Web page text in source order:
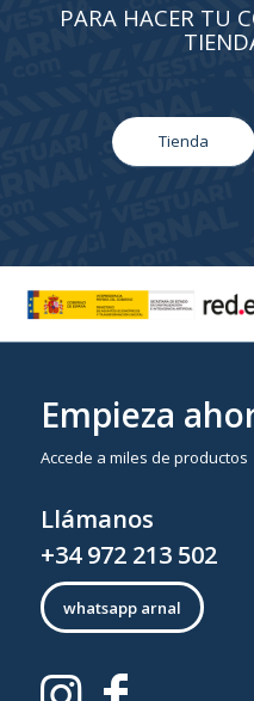
PARA HACER TU
Tienda
Empieza
Accede a miles de productos
Llámanos
+34 972 213 502
whatsapp arnal